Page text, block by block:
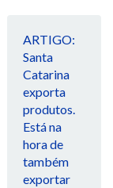
ARTIGO:
Santa
Catarina
exporta
produtos.
Está na
hora de
também
exportar